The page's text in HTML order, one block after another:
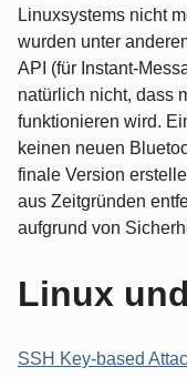
Linuxsystems nicht
wurden unter
API (für Instant-
natürlich nicht, dass
funktionieren wird.
keinen neuen
finale Version
aus Zeitgründen
aufgrund von
Linux
SSH Key-based